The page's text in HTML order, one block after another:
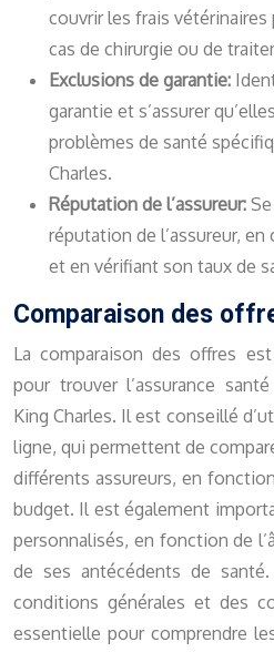
couvrir les frais
cas de chirurgie ou de
Exclusions de garantie:
garantie et s’assurer
problèmes de santé
Charles.
Réputation de l’assureur:
réputation de l’assureur,
et en vérifiant son taux de
Comparaison des
La comparaison des offres
pour trouver l’assurance
King Charles. Il est conseillé
ligne, qui permettent de
différents assureurs, en
budget. Il est également
personnalisés, en fonction de
de ses antécédents de
conditions générales et des
essentielle pour comprendre